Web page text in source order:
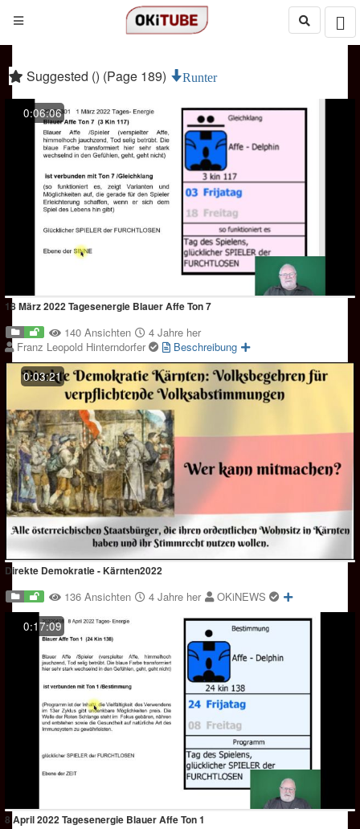
Suggested () (Page 189) Runter
0:06:06
18 März 2022 Tagesenergie Blauer Affe Ton 7
140 Ansichten
4 Jahre her
Franz Leopold Hinterndorfer
Beschreibung
0:03:21
Direkte Demokratie - Kärnten2022
136 Ansichten 4 Jahre her
OKiNEWS
0:17:09
8 April 2022 Tagesenergie Blauer Affe Ton 1